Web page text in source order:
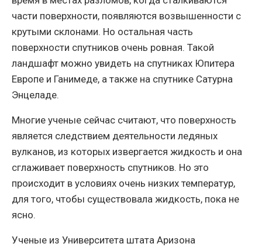
части поверхности, появляются возвышенности с
крутыми склонами. Но остальная часть
поверхности спутников очень ровная. Такой
ландшафт можно увидеть на спутниках Юпитера
Европе и Ганимеде, а также на спутнике Сатурна
Энцеладе.
Многие ученые сейчас считают, что поверхность
является следствием деятельности ледяных
вулканов, из которых извергается жидкость и она
сглаживает поверхность спутников. Но это
происходит в условиях очень низких температур,
для того, чтобы существовала жидкость, пока не
ясно.
Ученые из Университета штата Аризона